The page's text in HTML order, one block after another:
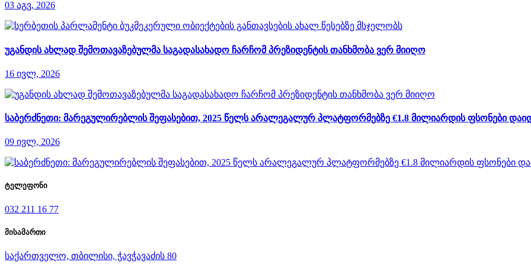
03 აგვ, 2026
უგანდის ახლად შემოთავაზებულმა საგადასახადო ჩარჩომ პრეზიდენტის თანხმობა ვერ მიიღო
16 ივლ, 2026
საბერძნეთი: მარეგულირებლის შეფასებით, 2025 წელს არალეგალურ პლატფორმებზე €1.8 მილიარდის ფსონები
09 ივლ, 2026
ტელეფონი
032 211 16 77
მისამართი
საქართველო, თბილისი, ჭავჭავაძის 80